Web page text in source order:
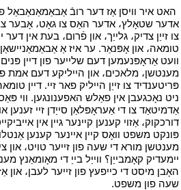
האט איר וויסן אַז דער רובֿ אַבאַמאַנאַבאַל
אדער שטאָלץ، אדער האַס צו גאָט، אָבער
צו זייַן צדיק، גלייַך، און פֿרום، בעת אין דער
טומאה، און אָפּנאַר. ער איז אַ
וועט אַראָפּנעמען דעם שלייער פון דיין
מענטשן، מלאכים، און הייליקע דעם אמת פון
פּריטענדיד צו זייַן הייליק פאר זיי. דיין
ניט נאָכגעבן אין פאַלש האפענונגען. ווי
אַדמיטאַד צו די אַעראָפּלאַן סייַדן זיי
דורכקוק، אַזוי קענען קיינער גיין אין
פּונקט משפט וואָס קיין איינער קענען
מענטשן מורא די שעה פון זייער טויט، און
יימעדיק קאָמבייַן؟ ווייַל בייַ די מאָומאַנץ
האָבן מיסט די כייפעץ פון זייער לעבן، און
שעה פון משפט.